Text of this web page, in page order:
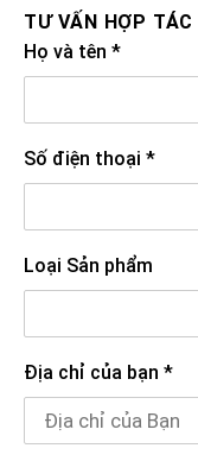
TƯ VẤN HỢP TÁC
Họ và tên *
Số điện thoại *
Loại Sản phẩm
Địa chỉ của bạn *